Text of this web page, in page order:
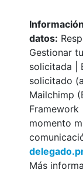
datos:
Gestionar
solicitada |
solicitado
Mailchimp
Framework
momento
Más